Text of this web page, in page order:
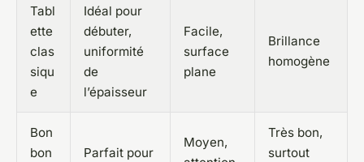
Tabl
ette
clas
siqu
e
Idéal pour
débuter,
uniformité
de
l’épaisseur
Facile,
surface
plane
Brillance
homogène
Bon
bon
Parfait pour
Moyen,
Très bon,
surtout